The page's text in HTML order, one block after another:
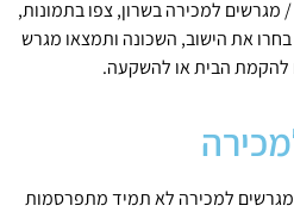
מגרשים למכירה בשרון, צפו בתמונות,
את הישוב, השכונה ותמצאו מגרש
להקמת הבית או להשקעה.
מגרשים למכירה לא תמיד מתפרסמות